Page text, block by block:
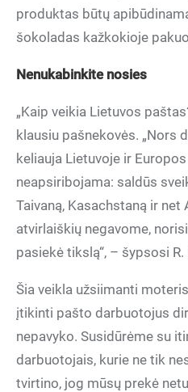
produktas būtų
šokoladas kažkokioje
Nenukabinkite nosies
„Kaip veikia Lietuvos
klausiu pašnekovės. „Nors
keliauja Lietuvoje ir
neapsiribojama: saldūs
Taivaną, Kasachstaną ir
atvirlaiškių negavome,
pasiekė tikslą“, – šypsosi R.
Šia veikla užsiimanti
įtikinti pašto darbuotojus
nepavyko. Susidūrėme su
darbuotojais, kurie ne tik
tvirtino, jog mūsų prekė